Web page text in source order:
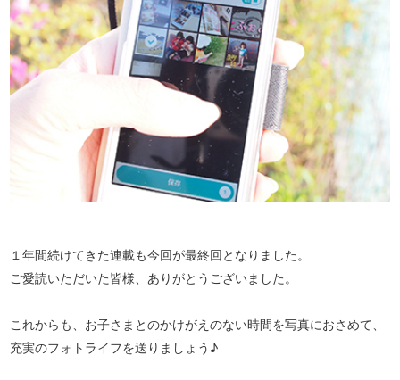
１年間続けてきた連載も今回が最終回となりました。
ご愛読いただいた皆様、ありがとうございました。
これからも、お子さまとのかけがえのない時間を写真におさめて、
充実のフォトライフを送りましょう♪